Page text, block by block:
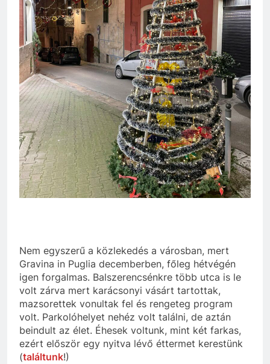
Nem egyszerű a közlekedés a városban, mert
Gravina in Puglia decemberben, főleg hétvégén
igen forgalmas. Balszerencsénkre több utca is le
volt zárva mert karácsonyi vásárt tartottak,
mazsorettek vonultak fel és rengeteg program
volt. Parkolóhelyet nehéz volt találni, de aztán
beindult az élet. Éhesek voltunk, mint két farkas,
ezért először egy nyitva lévő éttermet kerestünk
(találtunk!)